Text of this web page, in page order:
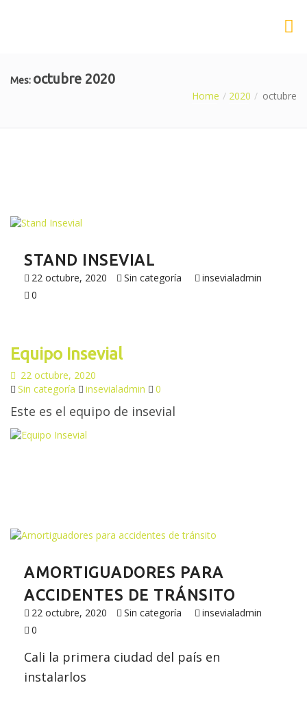
Mes: octubre 2020
Home 2020 octubre
STAND INSEVIAL
22 octubre, 2020 Sin categoría
insevialadmin
0
Equipo Insevial
22 octubre, 2020
Sin categoría
insevialadmin 0
Este es el equipo de insevial
AMORTIGUADORES PARA
ACCIDENTES DE TRÁNSITO
22 octubre, 2020 Sin categoría
insevialadmin
0
Cali la primera ciudad del país en
instalarlos